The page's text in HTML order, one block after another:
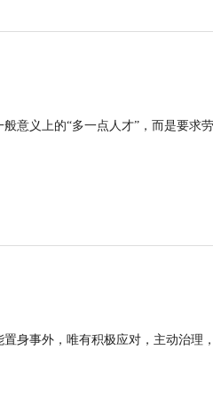
意义上的“多一点人才”，而是要求
身事外，唯有积极应对，主动治理